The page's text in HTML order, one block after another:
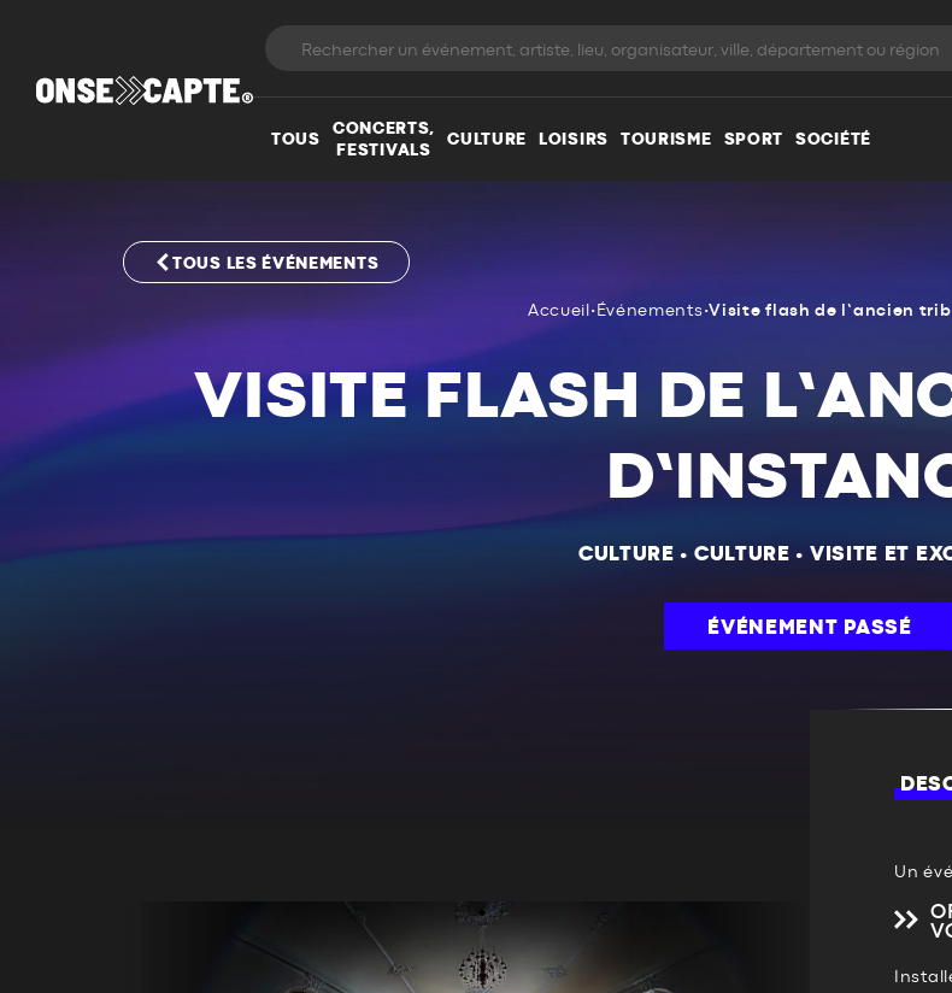
TOUS
CONCERTS,
FESTIVALS
CULTURE LOISIRS TOURISME SPORT SOCIÉTÉ
TOUS LES ÉVÉNEMENTS
Accueil • Événements•Visite flash de l’ancien
VISITE FLASH DE
CULTURE • CULTURE • VISITE ET
ÉVÉNEMENT PASSÉ
Un